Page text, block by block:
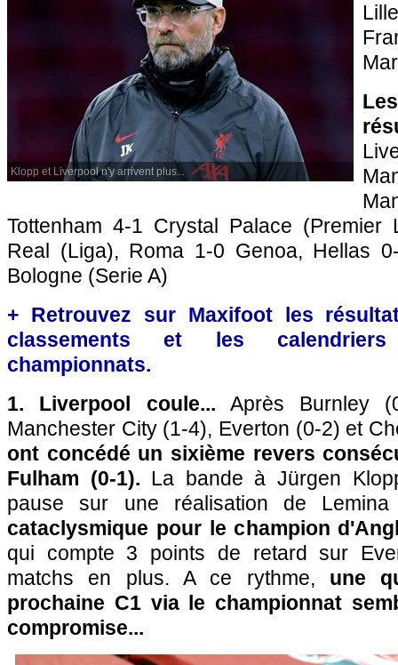
Klopp et Liverpool n'y arrivent plus...
Tottenham 4-1 Crystal Palace (Premier
Real (Liga), Roma 1-0 Genoa, Hellas
Bologne (Serie A)
+ Retrouvez sur Maxifoot les
classements et les
championnats.
1. Liverpool coule... Après Burnley
Manchester City (1-4), Everton (0-2) et
ont concédé un sixième revers
Fulham (0-1). La bande à Jürgen
pause sur une réalisation de
cataclysmique pour le champion
qui compte 3 points de retard sur
matchs en plus. A ce rythme, une
prochaine C1 via le championnat
compromise...